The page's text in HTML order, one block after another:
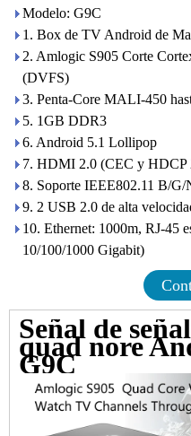
Modelo: G9C
1. Box de TV Android de
2. Amlogic S905 Corte
(DVFS)
3. Penta-Core MALI-450
5. 1GB DDR3
6. Android 5.1 Lollipop
7. HDMI 2.0 (CEC y
8. Soporte IEEE802.11 B/
9. 2 USB 2.0 de alta
10. Ethernet: 1000m, RJ-45
10/100/1000 Gigabit)
Señal de
quad nore
G9C